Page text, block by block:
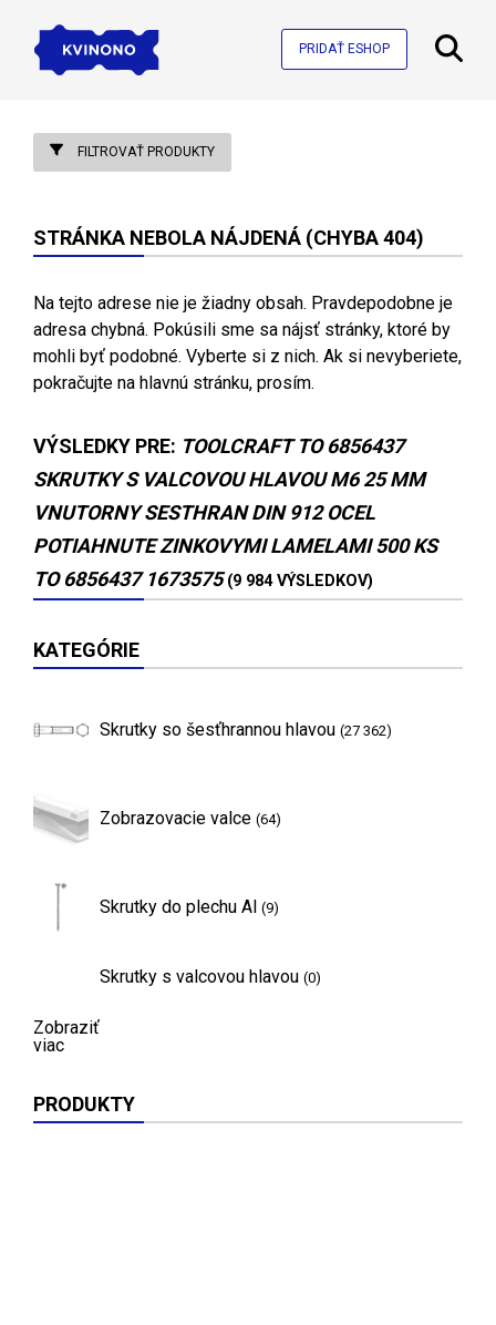
PRIDAŤ ESHOP
FILTROVAŤ PRODUKTY
STRÁNKA NEBOLA NÁJDENÁ (CHYBA 404)
Na tejto adrese nie je žiadny obsah. Pravdepodobne je
adresa chybná. Pokúsili sme sa nájsť stránky, ktoré by
mohli byť podobné. Vyberte si z nich. Ak si nevyberiete,
pokračujte na hlavnú stránku, prosím.
VÝSLEDKY PRE: TOOLCRAFT TO 6856437
SKRUTKY S VALCOVOU HLAVOU M6 25 MM
VNUTORNY SESTHRAN DIN 912 OCEL
POTIAHNUTE ZINKOVYMI LAMELAMI 500 KS
TO 6856437 1673575 (9 984 VÝSLEDKOV)
KATEGÓRIE
Skrutky so šesťhrannou hlavou (27 362)
Zobrazovacie valce (64)
Skrutky do plechu Al (9)
Skrutky s valcovou hlavou (0)
Zobraziť
viac
PRODUKTY